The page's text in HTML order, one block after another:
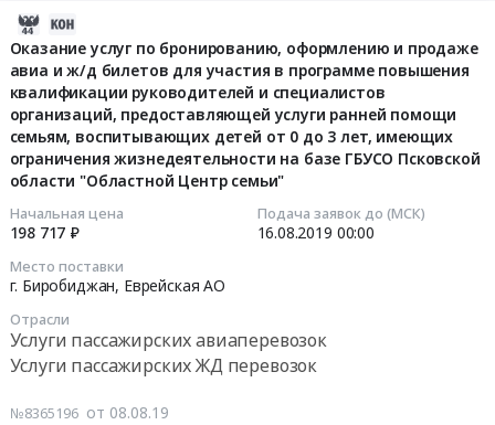
Оказание услуг по бронированию, оформлению и продаже
авиа и ж/д билетов для участия в программе повышения
квалификации руководителей и специалистов
организаций, предоставляющей услуги ранней помощи
семьям, воспитывающих детей от 0 до 3 лет, имеющих
ограничения жизнедеятельности на базе ГБУСО Псковской
области "Областной Центр семьи"
Начальная цена
198 717 ₽
Подача заявок до (МСК)
16.08.2019 00:00
Место поставки
г. Биробиджан, Еврейская АО
Отрасли
Услуги пассажирских авиаперевозок
Услуги пассажирских ЖД перевозок
№8365196 от 08.08.19